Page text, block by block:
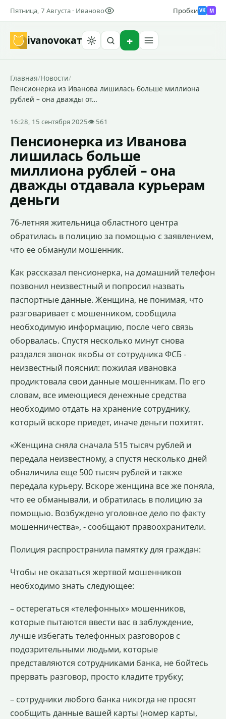
Пятница, 7 Августа · Иваново Пробки VK M
ivanovoкат
Главная/Новости/
Пенсионерка из Иванова лишилась больше миллиона
рублей – она дважды от…
16:28, 15 сентября 2025👁 561
Пенсионерка из Иванова
лишилась больше
миллиона рублей – она
дважды отдавала курьерам
деньги
76-летняя жительница областного центра
обратилась в полицию за помощью с заявлением,
что ее обманули мошенник.
Как рассказал пенсионерка, на домашний телефон
позвонил неизвестный и попросил назвать
паспортные данные. Женщина, не понимая, что
разговаривает с мошенником, сообщила
необходимую информацию, после чего связь
оборвалась. Спустя несколько минут снова
раздался звонок якобы от сотрудника ФСБ -
неизвестный пояснил: пожилая ивановка
продиктовала свои данные мошенникам. По его
словам, все имеющиеся денежные средства
необходимо отдать на хранение сотруднику,
который вскоре приедет, иначе деньги похитят.
«Женщина сняла сначала 515 тысяч рублей и
передала неизвестному, а спустя несколько дней
обналичила еще 500 тысяч рублей и также
передала курьеру. Вскоре женщина все же поняла,
что ее обманывали, и обратилась в полицию за
помощью. Возбуждено уголовное дело по факту
мошенничества», - сообщают правоохранители.
Полиция распространила памятку для граждан:
Чтобы не оказаться жертвой мошенников
необходимо знать следующее:
– остерегаться «телефонных» мошенников,
которые пытаются ввести вас в заблуждение,
лучше избегать телефонных разговоров с
подозрительными людьми, которые
представляются сотрудниками банка, не бойтесь
прервать разговор, просто кладите трубку;
– сотрудники любого банка никогда не просят
сообщить данные вашей карты (номер карты,